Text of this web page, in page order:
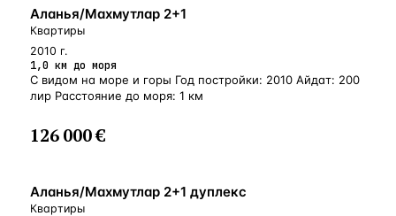
БЛИЗКО К МОРЮ
Аланья/Махмутлар 2+1
Квартиры
2010 г.
1,0 км до моря
С видом на море и горы Год постройки: 2010 Айдат: 200
лир Расстояние до моря: 1 км
126 000 €
БЛИЗКО К МОРЮ
Аланья/Махмутлар 2+1 дуплекс
Квартиры